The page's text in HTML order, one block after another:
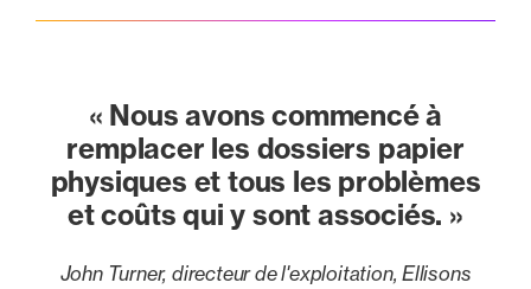
« Nous avons commencé à
remplacer les dossiers papier
physiques et tous les problèmes
et coûts qui y sont associés. »
John Turner, directeur de l'exploitation, Ellisons